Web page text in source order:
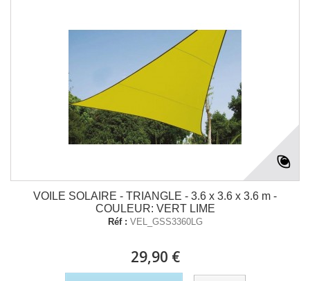
VOILE SOLAIRE - TRIANGLE - 3.6 x 3.6 x 3.6 m -
COULEUR: VERT LIME
Réf : VEL_GSS3360LG
29,90 €